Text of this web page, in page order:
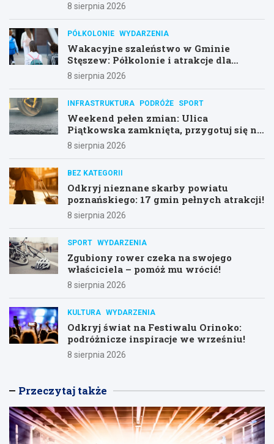
8 sierpnia 2026
PÓŁKOLONIE WYDARZENIA
Wakacyjne szaleństwo w Gminie
Stęszew: Półkolonie i atrakcje dla
dzieci!
8 sierpnia 2026
INFRASTRUKTURA PODRÓŻE SPORT
Weekend pełen zmian: Ulica
Piątkowska zamknięta, przygotuj się na
objazdy!
8 sierpnia 2026
BEZ KATEGORII
Odkryj nieznane skarby powiatu
poznańskiego: 17 gmin pełnych atrakcji!
8 sierpnia 2026
SPORT WYDARZENIA
Zgubiony rower czeka na swojego
właściciela – pomóż mu wrócić!
8 sierpnia 2026
KULTURA WYDARZENIA
Odkryj świat na Festiwalu Orinoko:
podróżnicze inspiracje we wrześniu!
8 sierpnia 2026
Przeczytaj także